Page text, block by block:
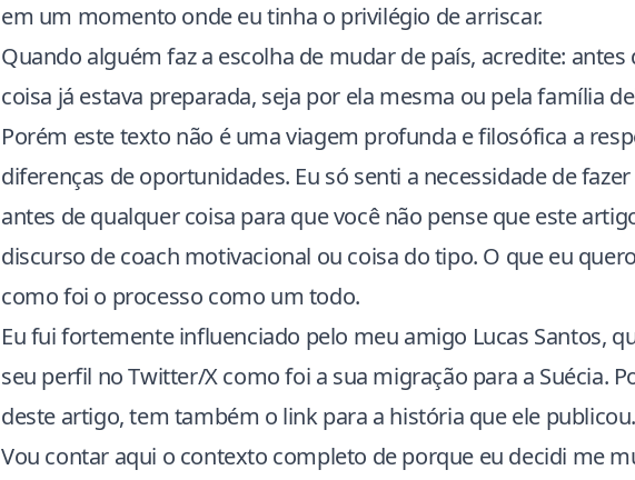
em um momento onde eu tinha o privilégio de arriscar.
Quando alguém faz a escolha de mudar de país, acredite:
coisa já estava preparada, seja por ela mesma ou pela família
Porém este texto não é uma viagem profunda e filosófica a
diferenças de oportunidades. Eu só senti a necessidade de
antes de qualquer coisa para que você não pense que este
discurso de coach motivacional ou coisa do tipo. O que eu
como foi o processo como um todo.
Eu fui fortemente influenciado pelo meu amigo Lucas Santos,
seu perfil no Twitter/X como foi a sua migração para a Suécia.
deste artigo, tem também o link para a história que ele publicou.
Vou contar aqui o contexto completo de porque eu decidi me